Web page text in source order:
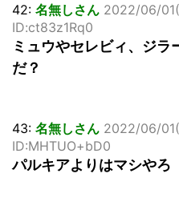
42: 名無しさん 2022/06/
ID:ct83z1Rq0
ミュウやセレビィ、ジラ
だ？
43: 名無しさん 2022/06/
ID:MHTUO+bD0
パルキアよりはマシやろ